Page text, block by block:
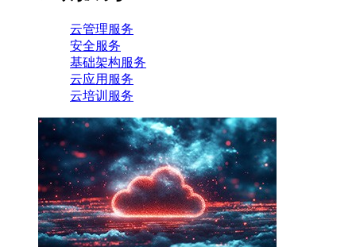
云管理服务
安全服务
基础架构服务
云应用服务
云培训服务